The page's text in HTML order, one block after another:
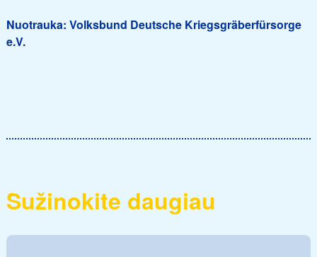
Nuotrauka: Volksbund Deutsche Kriegsgräberfürsorge
e.V.
Sužinokite daugiau